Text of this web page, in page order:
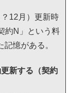
12月）更新時
約N」という料
憶がある。
更新する（契約